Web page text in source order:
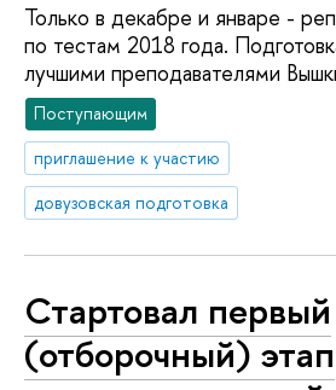
Только в декабре и январе -
по тестам 2018 года.
лучшими преподавателями
Поступающим
приглашение к участию
довузовская подготовка
Стартовал первый
(отборочный) этап